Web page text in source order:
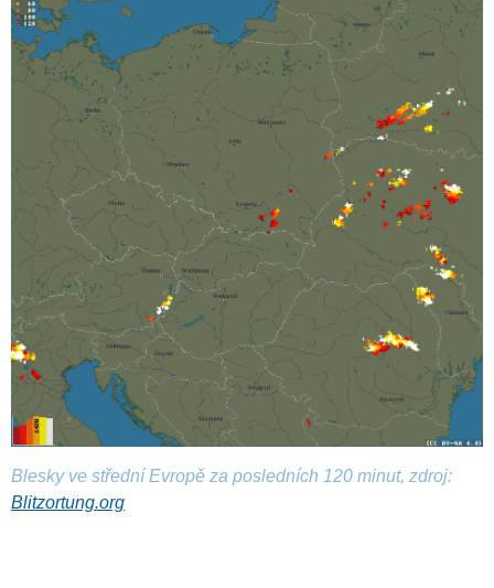
Blesky ve střední Evropě za posledních 120 minut, zdroj:
Blitzortung.org